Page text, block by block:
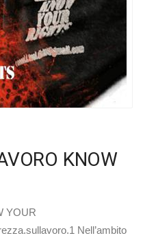
KNOW
YOUR
Nell’ambito